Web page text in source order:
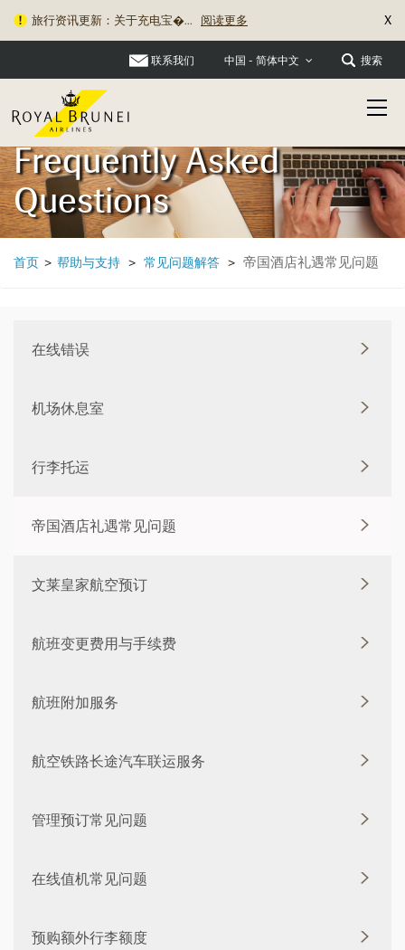
旅行资讯更新：关于充电宝�... 阅读更多 X
联系我们 中国 - 简体中文 搜索
Frequently Asked
Questions
首页 > 帮助与支持 > 常见问题解答 > 帝国酒店礼遇常见问题
在线错误
机场休息室
行李托运
帝国酒店礼遇常见问题
文莱皇家航空预订
航班变更费用与手续费
航班附加服务
航空铁路长途汽车联运服务
管理预订常见问题
在线值机常见问题
预购额外行李额度